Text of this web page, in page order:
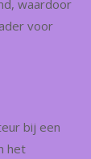
waardoor
voor
bij een
het